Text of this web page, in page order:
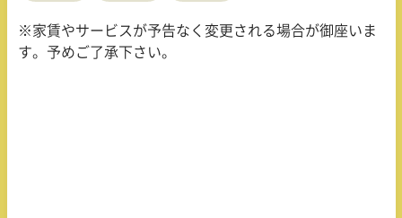
※家賃やサービスが予告なく変更される場合が御座いま
す。予めご了承下さい。